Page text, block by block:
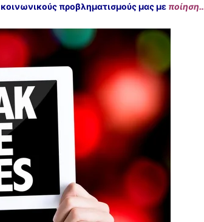
προβληματισμούς μας με